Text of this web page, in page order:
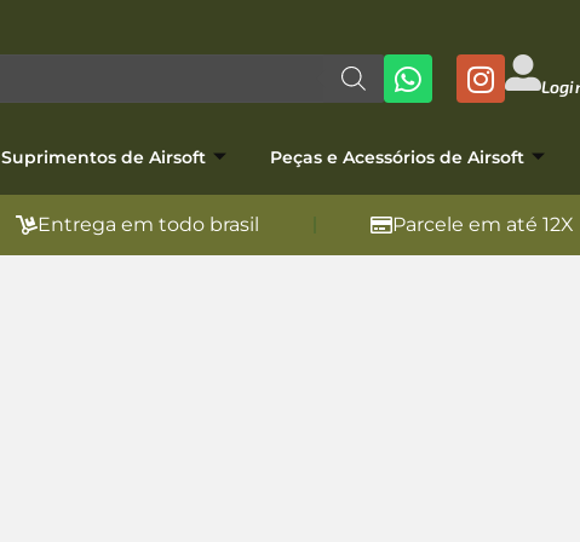
Suprimentos de Airsoft Peças e Acessórios de Airsoft
Entrega em todo brasil Parcele em até 12X